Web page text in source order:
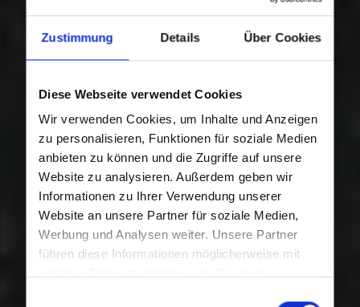
Zustimmung Details Über Cookies
Diese Webseite verwendet Cookies
Wir verwenden Cookies, um Inhalte und Anzeigen
zu personalisieren, Funktionen für soziale Medien
anbieten zu können und die Zugriffe auf unsere
Website zu analysieren. Außerdem geben wir
Informationen zu Ihrer Verwendung unserer
Website an unsere Partner für soziale Medien,
Werbung und Analysen weiter. Unsere Partner
führen diese Informationen möglicherweise mit